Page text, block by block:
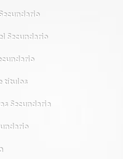
Secundario
títulos
Secundaria